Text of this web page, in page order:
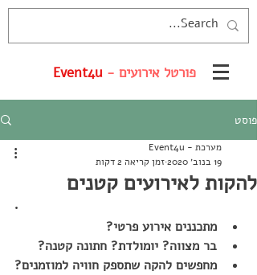
פורטל אירועים - Event4u
פוסט
להקות לאירועים קטנים
מערכת - Event4u
19 בנוב׳ 2020
זמן קריאה 2 דקות
מתכננים אירוע פרטי?
בר מצווה? יומולדת? חתונה קטנה?
מחפשים להקה שתספק חוויה למוזמנים?